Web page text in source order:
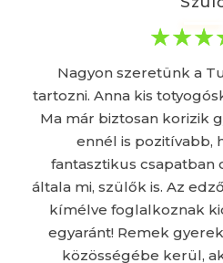
Nagyon szeretünk a
tartozni. Anna kis
Ma már biztosan korizik
ennél is pozitívabb,
fantasztikus csapatban
általa mi, szülők is. Az
kímélve foglalkoznak
egyaránt! Remek
közösségébe kerül,